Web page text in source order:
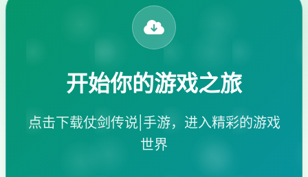
开始你的游戏之旅
点击下载仗剑传说|手游，进入精彩的游戏
世界